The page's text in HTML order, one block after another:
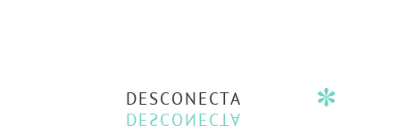
DESCONECTA